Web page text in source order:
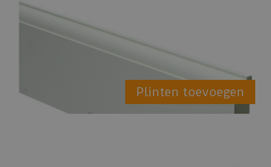
Plinten toevoegen